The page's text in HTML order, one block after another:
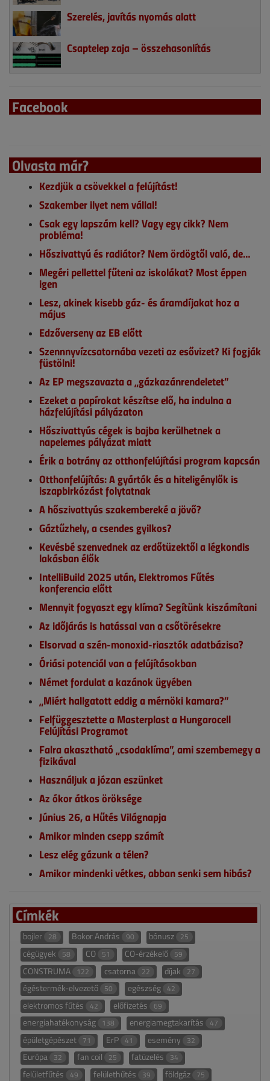
Szerelés, javítás nyomás alatt
Csaptelep zaja – összehasonlítás
Facebook
Olvasta már?
Kezdjük a csövekkel a felújítást!
Szakember ilyet nem vállal!
Csak egy lapszám kell? Vagy egy cikk? Nem
probléma!
Hőszivattyú és radiátor? Nem ördögtől való, de…
Megéri pellettel fűteni az iskolákat? Most éppen
igen
Lesz, akinek kisebb gáz- és áramdíjakat hoz a
május
Edzőverseny az EB előtt
Szennnyvízcsatornába vezeti az esővizet? Ki fogják
füstölni!
Az EP megszavazta a „gázkazánrendeletet”
Ezeket a papírokat készítse elő, ha indulna a
házfelújítási pályázaton
Hőszivattyús cégek is bajba kerülhetnek a
napelemes pályázat miatt
Érik a botrány az otthonfelújítási program kapcsán
Otthonfelújítás: A gyártók és a hiteligénylők is
iszapbirkózást folytatnak
A hőszivattyús szakembereké a jövő?
Gáztűzhely, a csendes gyilkos?
Kevésbé szenvednek az erdőtüzektől a légkondis
lakásban élők
IntelliBuild 2025 után, Elektromos Fűtés
konferencia előtt
Mennyit fogyaszt egy klíma? Segítünk kiszámítani
Az időjárás is hatással van a csőtörésekre
Elsorvad a szén-monoxid-riasztók adatbázisa?
Óriási potenciál van a felújításokban
Német fordulat a kazánok ügyében
„Miért hallgatott eddig a mérnöki kamara?”
Felfüggesztette a Masterplast a Hungarocell
Felújítási Programot
Falra akasztható „csodaklíma”, ami szembemegy a
fizikával
Használjuk a józan eszünket
Az ókor átkos öröksége
Június 26, a Hűtés Világnapja
Amikor minden csepp számít
Lesz elég gázunk a télen?
Amikor mindenki vétkes, abban senki sem hibás?
Címkék
bojler 28 Bokor András 90 bónusz 25
cégügyek 58 CO 51 CO-érzékelő 59
CONSTRUMA 122 csatorna 22 díjak 27
égéstermék-elvezető 50 egészség 42
elektromos fűtés 42 előfizetés 69
energiahatékonyság 138 energiamegtakarítás 47
épületgépészet 71 ErP 41 esemény 32
Európa 32 fan coil 25 fatüzelés 34
felületfűtés 49 felülethűtés 39 földgáz 75